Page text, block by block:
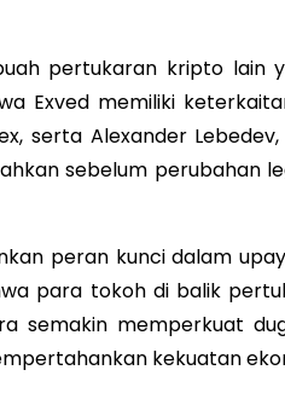
pertukaran kripto lain
Exved memiliki
serta Alexander
sebelum perubahan
peran kunci dalam
para tokoh di balik
semakin memperkuat
kekuatan